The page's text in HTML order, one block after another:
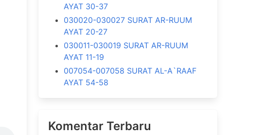
AYAT 30-37
030020-030027 SURAT AR-RUUM
AYAT 20-27
030011-030019 SURAT AR-RUUM
AYAT 11-19
007054-007058 SURAT AL-A`RAAF
AYAT 54-58
Komentar Terbaru